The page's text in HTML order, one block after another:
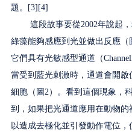
題。[3][4]
這段故事要從2002年說起，
綠藻能夠感應到光並做出反應（
它們具有光敏感型通道（
當受到藍光刺激時，通道會開啟
細胞（圖2）。看到這個現象，
到，如果把光通道應用在動物的
以造成去極化並引發動作電位，